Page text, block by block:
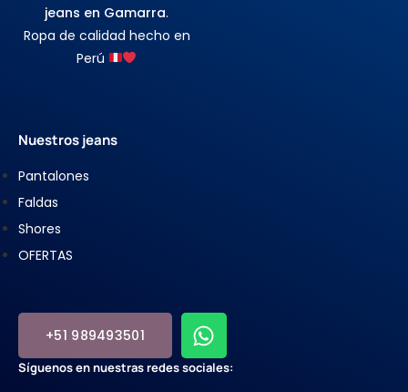
jeans en Gamarra.
Ropa de calidad hecho en
Perú
Nuestros jeans
Pantalones
Faldas
Shores
OFERTAS
+51 989493501
Síguenos en nuestras redes sociales: